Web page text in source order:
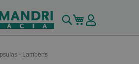
Buscar
Mi carrito
- Lamberts